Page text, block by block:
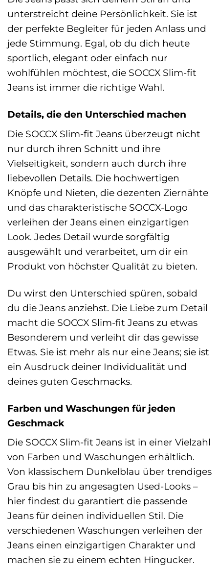
unterstreicht deine Persönlichkeit. Sie ist
der perfekte Begleiter für jeden Anlass und
jede Stimmung. Egal, ob du dich heute
sportlich, elegant oder einfach nur
wohlfühlen möchtest, die SOCCX Slim-fit
Jeans ist immer die richtige Wahl.
Details, die den Unterschied machen
Die SOCCX Slim-fit Jeans überzeugt nicht
nur durch ihren Schnitt und ihre
Vielseitigkeit, sondern auch durch ihre
liebevollen Details. Die hochwertigen
Knöpfe und Nieten, die dezenten Ziernähte
und das charakteristische SOCCX-Logo
verleihen der Jeans einen einzigartigen
Look. Jedes Detail wurde sorgfältig
ausgewählt und verarbeitet, um dir ein
Produkt von höchster Qualität zu bieten.
Du wirst den Unterschied spüren, sobald
du die Jeans anziehst. Die Liebe zum Detail
macht die SOCCX Slim-fit Jeans zu etwas
Besonderem und verleiht dir das gewisse
Etwas. Sie ist mehr als nur eine Jeans; sie ist
ein Ausdruck deiner Individualität und
deines guten Geschmacks.
Farben und Waschungen für jeden
Geschmack
Die SOCCX Slim-fit Jeans ist in einer Vielzahl
von Farben und Waschungen erhältlich.
Von klassischem Dunkelblau über trendiges
Grau bis hin zu angesagten Used-Looks –
hier findest du garantiert die passende
Jeans für deinen individuellen Stil. Die
verschiedenen Waschungen verleihen der
Jeans einen einzigartigen Charakter und
machen sie zu einem echten Hingucker.